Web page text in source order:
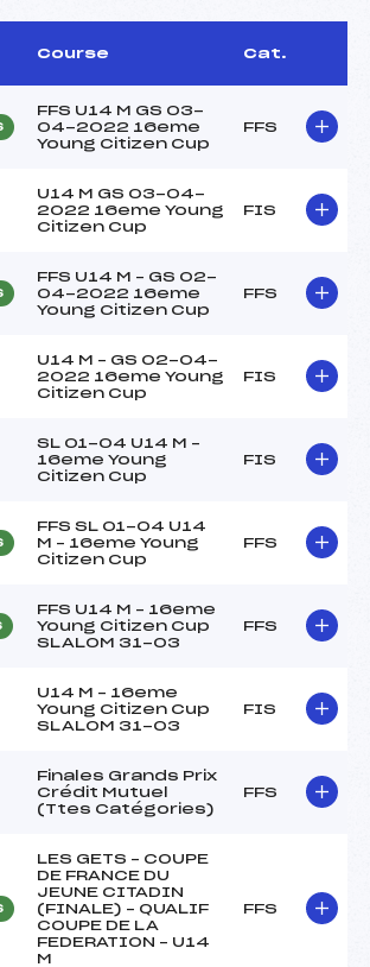
Course Cat.
FFS U14 M GS 03-
04-2022 16eme
Young Citizen Cup
FFS
U14 M GS 03-04-
2022 16eme Young
Citizen Cup
FIS
FFS U14 M – GS 02-
04-2022 16eme
Young Citizen Cup
FFS
U14 M – GS 02-04-
2022 16eme Young
Citizen Cup
FIS
SL 01-04 U14 M –
16eme Young
Citizen Cup
FIS
FFS SL 01-04 U14
M – 16eme Young
Citizen Cup
FFS
FFS U14 M – 16eme
Young Citizen Cup
SLALOM 31-03
FFS
U14 M – 16eme
Young Citizen Cup
SLALOM 31-03
FIS
Finales Grands Prix
Crédit Mutuel
(Ttes Catégories)
FFS
LES GETS – COUPE
DE FRANCE DU
JEUNE CITADIN
(FINALE) – QUALIF
COUPE DE LA
FEDERATION – U14
M
FFS